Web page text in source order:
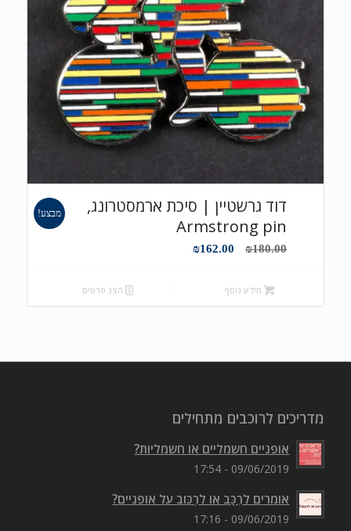
דוד גרשטיין | סיכת ארמסטרונג,
Armstrong pin
₪180.00
המחיר
₪162.00 המחיר
מבצע!
מידע נוסף הצג פרטים
מדריכים לרוכבים מתחילים
אופניים חשמליים או חשמליות?
09/06/2019 - 17:54
אומרים לִרְכַּב או לִרְכּוב על אופניים?
09/06/2019 - 17:16